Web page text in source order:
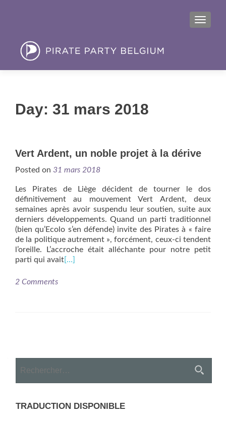
MENU
Day: 31 mars 2018
Vert Ardent, un noble projet à la dérive
Posted on 31 mars 2018
Les Pirates de Liège décident de tourner le dos
définitivement au mouvement Vert Ardent, deux
semaines après avoir suspendu leur soutien, suite aux
derniers développements. Quand un parti traditionnel
(bien qu’Ecolo s’en défende) invite des Pirates à « faire
de la politique autrement », forcément, ceux-ci tendent
l’oreille. L’accroche était alléchante pour notre petit
parti qui avait[…]
2 Comments
navigation
TRADUCTION DISPONIBLE